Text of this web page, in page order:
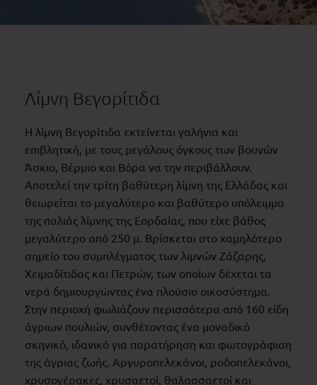
Λίμνη Βεγορίτιδα
Η λίμνη Βεγορίτιδα εκτείνεται γαλήνια και
επιβλητική, με τους μεγάλους όγκους των βουνών
Άσκιο, Βέρμιο και Βόρα να την περιβάλλουν.
Αποτελεί την τρίτη βαθύτερη λίμνη της Ελλάδας και
θεωρείται το μεγαλύτερο και βαθύτερο υπόλειμμα
της παλιάς λίμνης της Εορδαίας, που είχε βάθος
μεγαλύτερο από 250 μ. Βρίσκεται στο χαμηλότερο
σημείο του συμπλέγματος των λιμνών Ζάζαρης,
Χειμαδίτιδας και Πετρών, των οποίων δέχεται τα
νερά δημιουργώντας ένα πλούσιο οικοσύστημα.
Στην περιοχή φωλιάζουν περισσότερα από 160 είδη
άγριων πουλιών, συνθέτοντας ένα μοναδικό
σκηνικό, ιδανικό για παρατήρηση και φωτογράφιση
της άγριας ζωής. Αργυροπελεκάνοι, ροδοπελεκάνοι,
χρυσογέρακες, χρυσαετοί, θαλασσαετοί και